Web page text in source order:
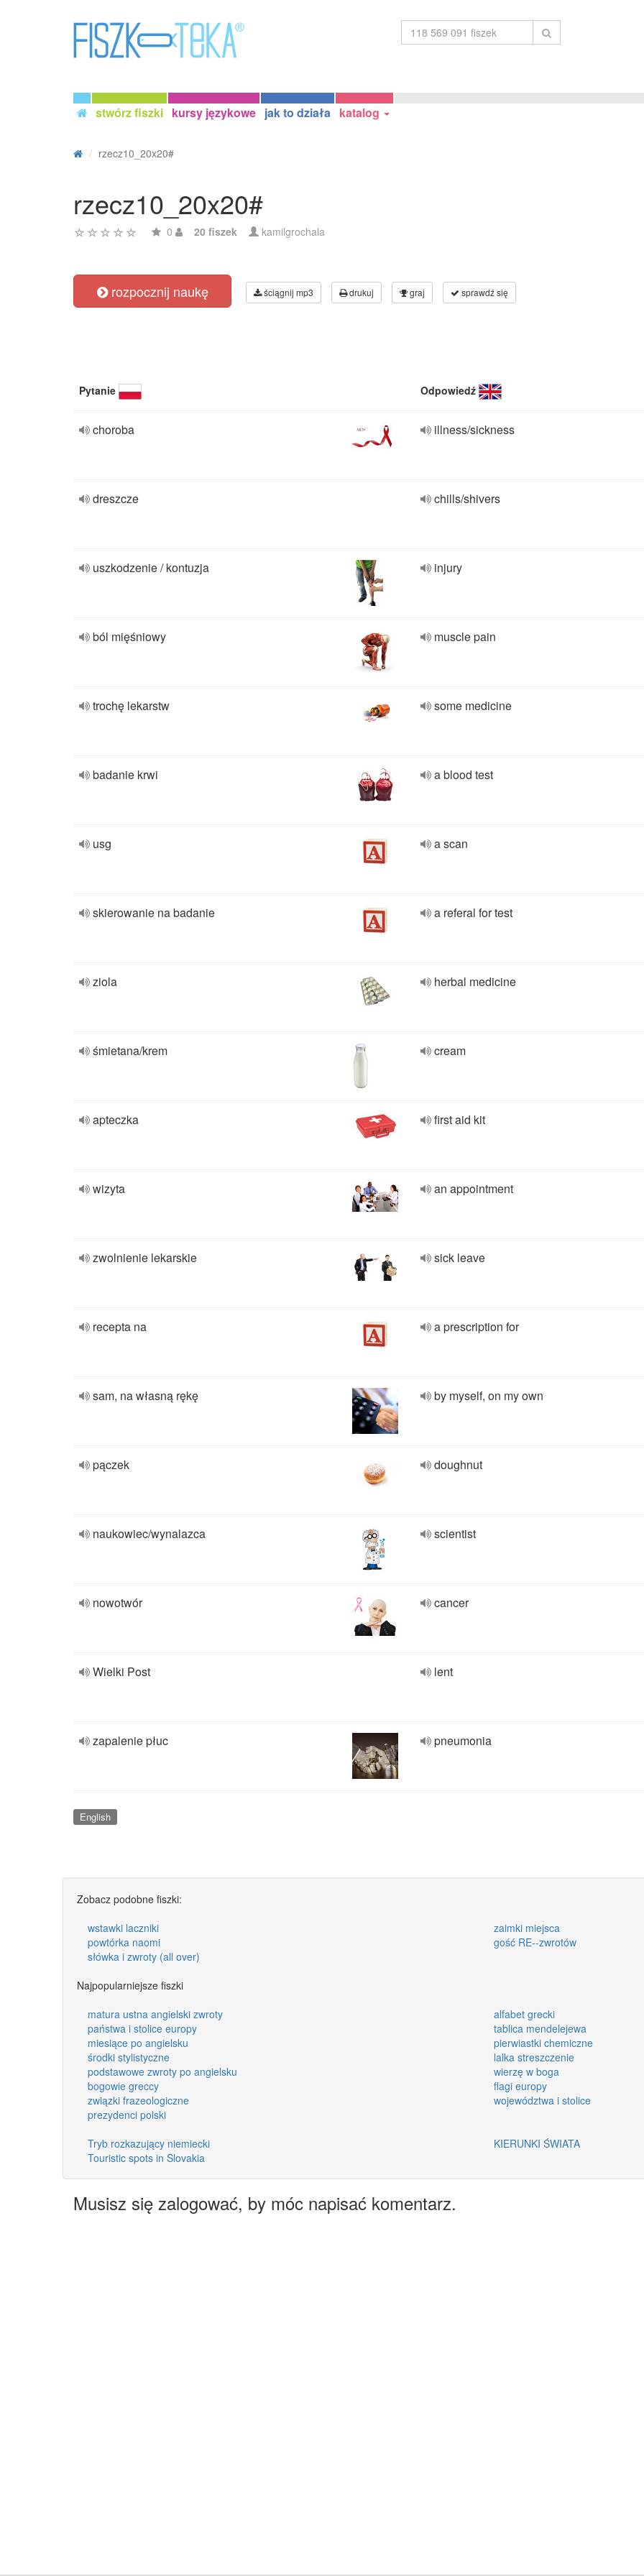
stwórz fiszki kursy językowe jak to działa katalog
rzecz10_20x20#
rzecz10_20x20#
0 20 fiszek kamilgrochala
rozpocznij naukę ściągnij mp3 drukuj graj sprawdź się
Pytanie Odpowiedź
choroba illness/sickness
dreszcze chills/shivers
uszkodzenie / kontuzja injury
ból mięśniowy muscle pain
trochę lekarstw some medicine
badanie krwi a blood test
usg a scan
skierowanie na badanie a referal for test
ziola herbal medicine
śmietana/krem cream
apteczka first aid kit
wizyta an appointment
zwolnienie lekarskie sick leave
recepta na a prescription for
sam, na własną rękę by myself, on my own
pączek doughnut
naukowiec/wynalazca scientist
nowotwór cancer
Wielki Post lent
zapalenie płuc pneumonia
English
Zobacz podobne fiszki:
wstawki laczniki
zaimki miejsca
powtórka naomi
gość RE--zwrotów
słówka i zwroty (all over)
Najpopularniejsze fiszki
matura ustna angielski zwroty
alfabet grecki
państwa i stolice europy
tablica mendelejewa
miesiące po angielsku
pierwiastki chemiczne
środki stylistyczne
lalka streszczenie
podstawowe zwroty po angielsku
wierzę w boga
bogowie greccy
flagi europy
związki frazeologiczne
województwa i stolice
prezydenci polski
Tryb rozkazujący niemiecki
KIERUNKI ŚWIATA
Touristic spots in Slovakia
Musisz się zalogować, by móc napisać komentarz.